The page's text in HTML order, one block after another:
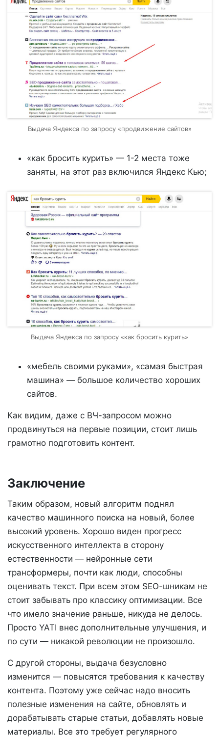
Выдача Яндекса по запросу «продвижение сайтов»
«как бросить курить» — 1-2 места тоже
заняты, на этот раз включился Яндекс Кью;
Выдача Яндекса по запросу «как бросить курить»
«мебель своими руками», «самая быстрая
машина» — большое количество хороших
сайтов.
Как видим, даже с ВЧ-запросом можно
продвинуться на первые позиции, стоит лишь
грамотно подготовить контент.
Заключение
Таким образом, новый алгоритм поднял
качество машинного поиска на новый, более
высокий уровень. Хорошо виден прогресс
искусственного интеллекта в сторону
естественности — нейронные сети
трансформеры, почти как люди, способны
оценивать текст. При всем этом SEO-шникам не
стоит забывать про классику оптимизации. Все
что имело значение раньше, никуда не делось.
Просто YATI внес дополнительные улучшения, и
по сути — никакой революции не произошло.
С другой стороны, выдача безусловно
изменится — повысятся требования к качеству
контента. Поэтому уже сейчас надо вносить
полезные изменения на сайте, обновлять и
дорабатывать старые статьи, добавлять новые
материалы. Все это требует регулярного